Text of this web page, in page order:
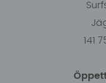
141